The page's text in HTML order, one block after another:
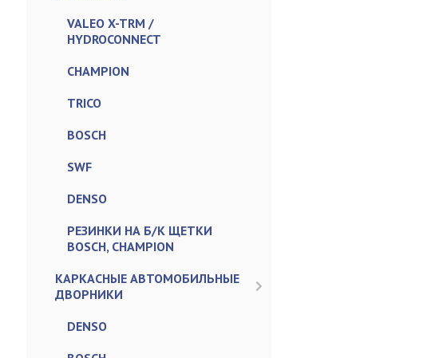
VALEO X-TRM /
HYDROCONNECT
CHAMPION
TRICO
BOSCH
SWF
DENSO
РЕЗИНКИ НА Б/К ЩЕТКИ
BOSCH, CHAMPION
КАРКАСНЫЕ АВТОМОБИЛЬНЫЕ
ДВОРНИКИ
DENSO